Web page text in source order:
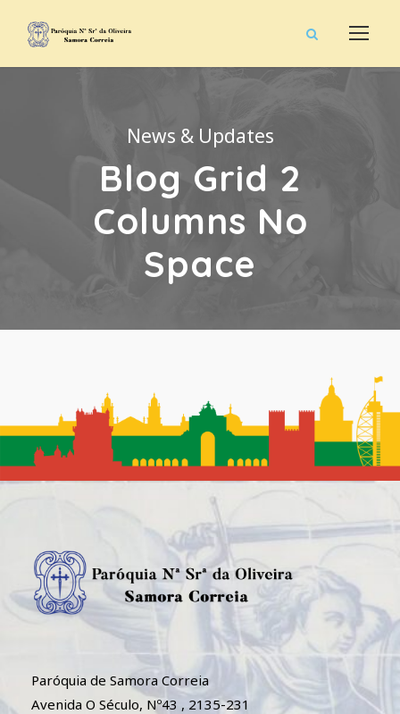
News & Updates
Blog Grid 2
Columns No
Space
Paróquia de Samora Correia
Avenida O Século, Nº43 , 2135-231